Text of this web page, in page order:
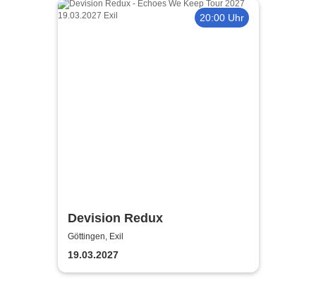
20:00 Uhr
Devision Redux
Göttingen, Exil
19.03.2027